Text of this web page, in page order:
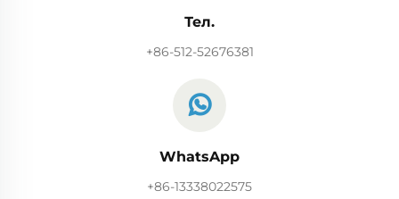
Тел.
+86-512-52676381
WhatsApp
+86-13338022575